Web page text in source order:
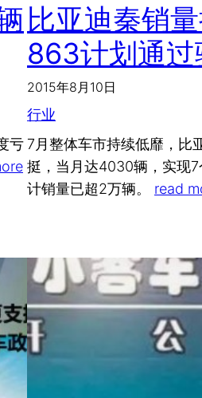
亏
比亚迪秦销
863计划通过
2015年8月10日
行业
7月整体车市持续低靡，比
挺，当月达4030辆，实现
计销量已超2万辆。 read